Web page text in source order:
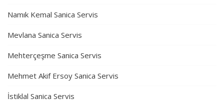
Namık Kemal Sanica Servis
Mevlana Sanica Servis
Mehterçeşme Sanica Servis
Mehmet Akif Ersoy Sanica Servis
İstiklal Sanica Servis